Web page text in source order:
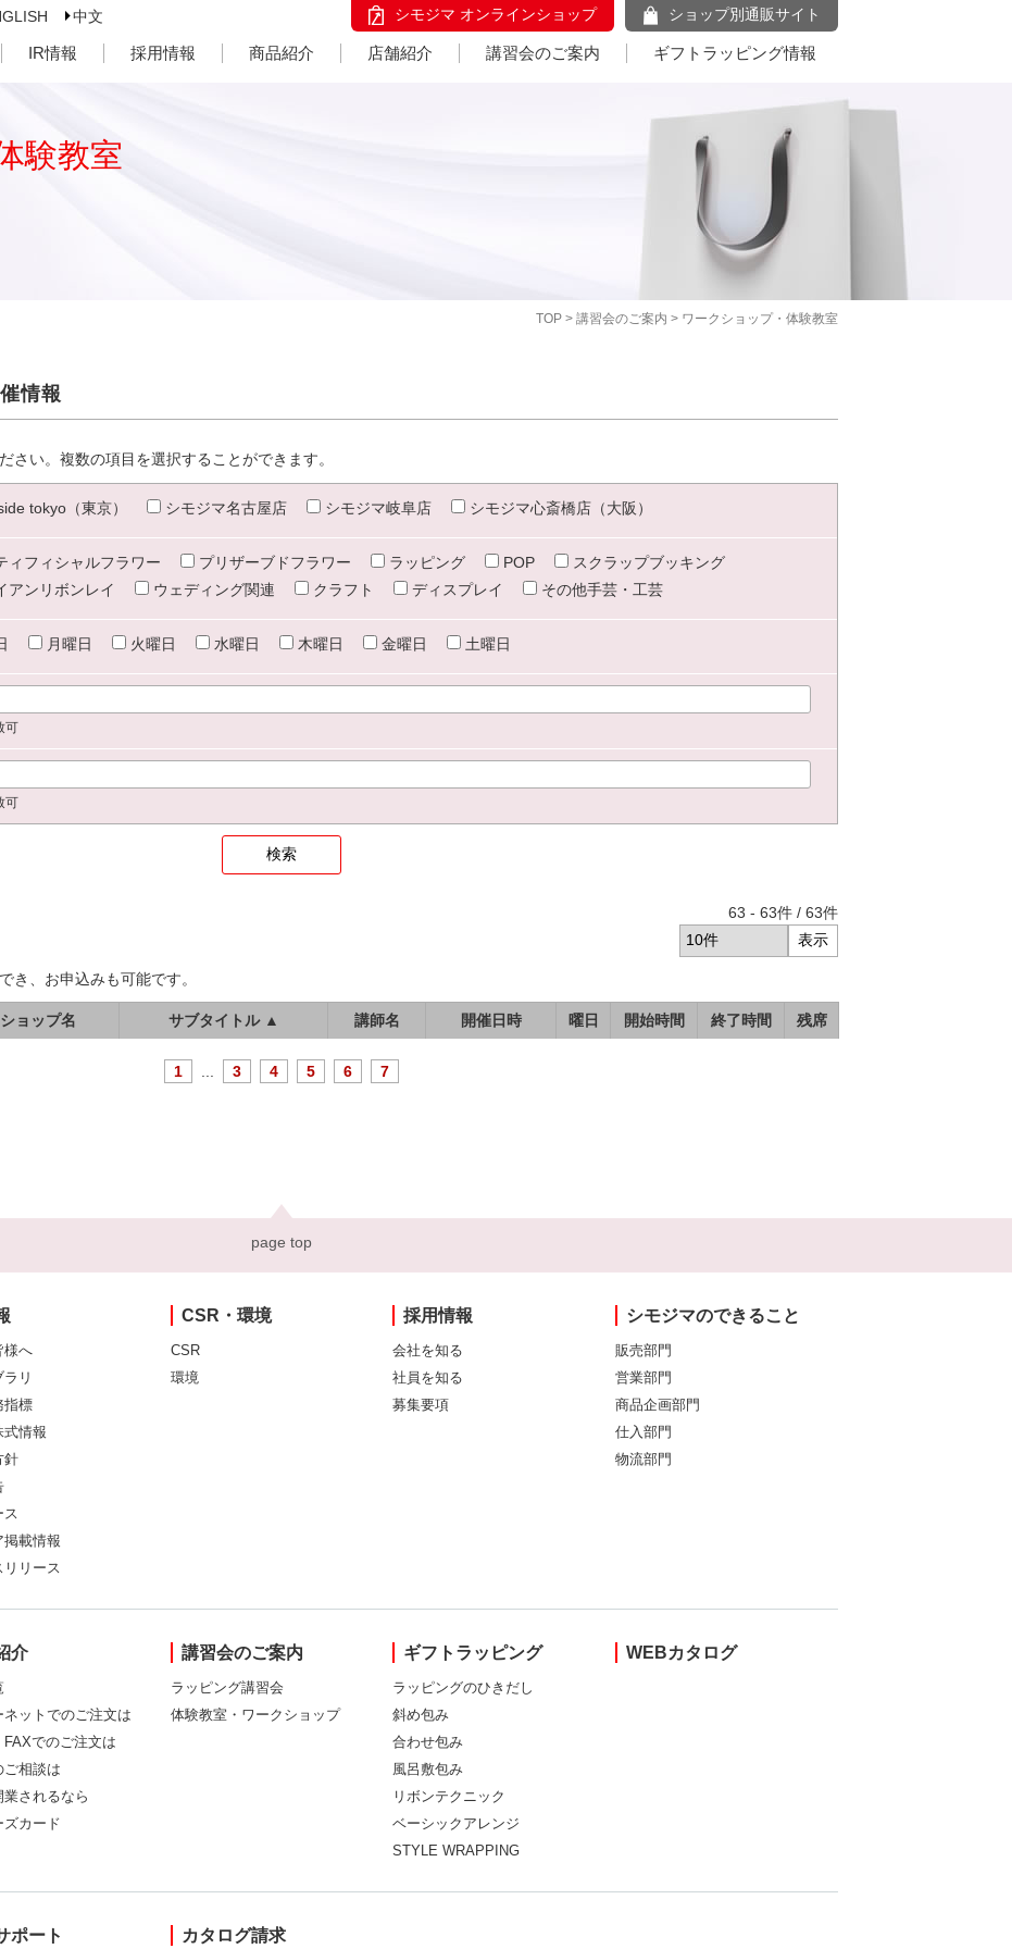
中文 シモジマ オンラインショップ ショップ別通販サイト
IR情報 採用情報 商品紹介 店舗紹介 講習会のご案内 ギフトラッピング情報
TOP > 講習会のご案内 > ワークショップ・体験教室
験教室
情報
さい。複数の項目を選択することができます。
tokyo（東京） シモジマ名古屋店 シモジマ岐阜店 シモジマ心斎橋店（大阪）
ィフィシャルフラワー プリザーブドフラワー ラッピング POP
スクラップブッキング
アンリボンレイ
ウェディング関連 クラフト ディスプレイ その他手芸・工芸
月曜日 火曜日 水曜日 木曜日 金曜日 土曜日
可
可
63 - 63件 / 63件
き、お申込みも可能です。
ョップ名 サブタイトル ▲ 講師名 開催日時 曜日 開始時間 終了時間 残席
1 3 4 5 6 7
page top
様へ
ラリ
指標
式情報
針
ス
掲載情報
リリース
CSR・環境
CSR
環境
採用情報
会社を知る
社員を知る
募集要項
シモジマのできること
販売部門
営業部門
商品企画部門
仕入部門
物流部門
介
ネットでのご注文は
FAXでのご注文は
ご相談は
業されるなら
ズカード
講習会のご案内
ラッピング講習会
体験教室・ワークショップ
ギフトラッピング
ラッピングのひきだし
斜め包み
合わせ包み
風呂敷包み
リボンテクニック
ベーシックアレンジ
STYLE WRAPPING
WEBカタログ
ポート カタログ請求